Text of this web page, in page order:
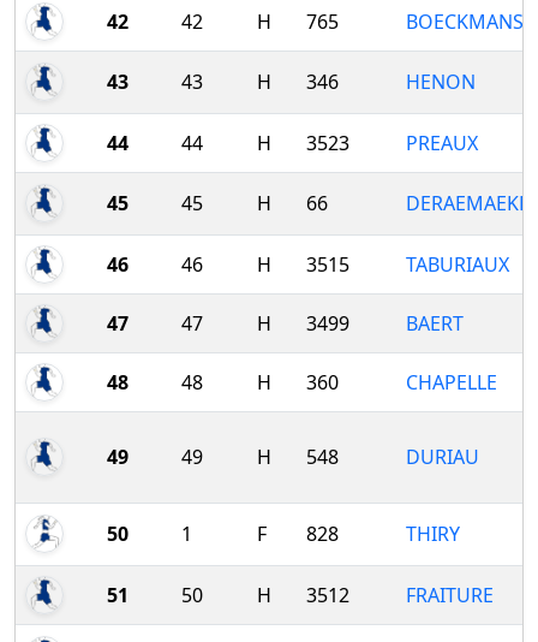
42 42 H 765 BOECKMANS
43 43 H 346 HENON
44 44 H 3523 PREAUX
45 45 H 66
46 46 H 3515 TABURIAUX
47 47 H 3499 BAERT
48 48 H 360 CHAPELLE
49 49 H 548 DURIAU
50 1 F 828 THIRY
51 50 H 3512 FRAITURE